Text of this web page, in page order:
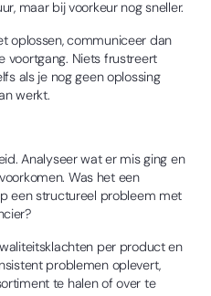
maar bij voorkeur nog sneller.
oplossen, communiceer dan
voortgang. Niets frustreert
als je nog geen oplossing
werkt.
Analyseer wat er mis ging en
Was het een
een structureel probleem met
per product en
problemen oplevert,
te halen of over te